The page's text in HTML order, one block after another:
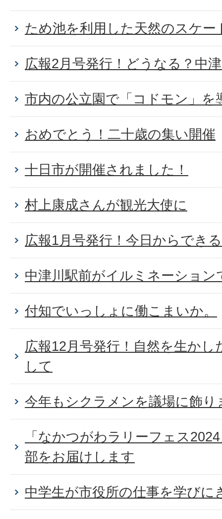
ため池を利用した天然のスケー
広報2月号発行！どうなる？中
市内の公立園で「コドモン」を
おめでとう！二十歳の集い開催
十日市が開催されました！
村上康成さんが観光大使に
広報1月号発行！今日からでき
中津川駅前がイルミネーショ
付知でいっしょに働こまいか。
広報12月号発行！自然を生か
して
今年もシクラメンを議場に飾り
「なかつがわラリーフェス
部をお届けします
中学生が市役所の仕事を学びに